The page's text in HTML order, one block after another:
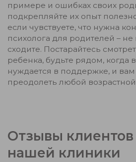
примере и ошибках своих
подкрепляйте их опыт
если чувствуете, что нужна
психолога для родителей – не
сходите. Постарайтесь
ребенка, будьте рядом, когда
нуждается в поддержке, и вам
преодолеть любой
Отзывы клиентов
нашей клиники